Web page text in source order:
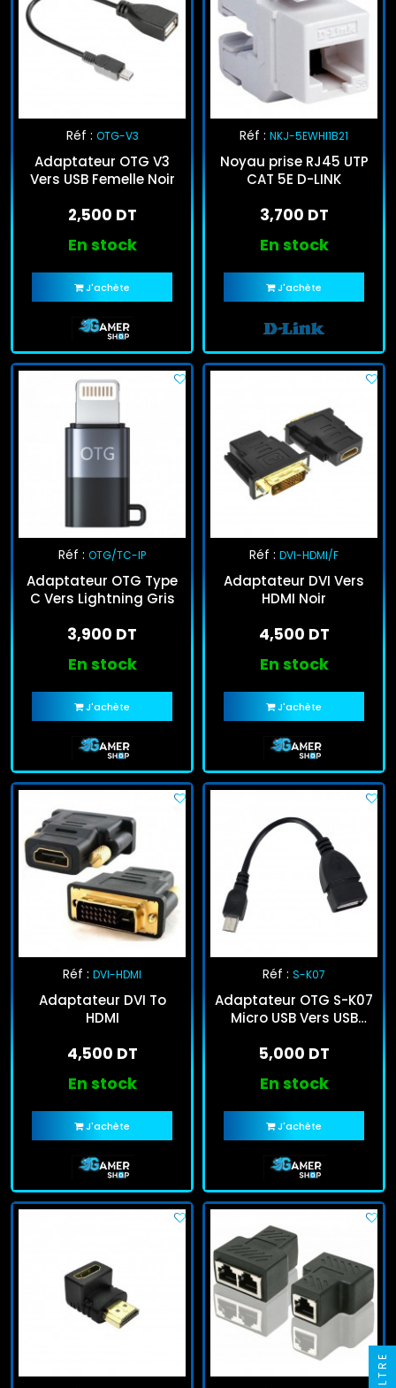
Réf : OTG-V3
Adaptateur OTG V3
Vers USB Femelle Noir
2,500 DT
En stock
J'achète
Réf : NKJ-5EWHI1B21
Noyau prise RJ45 UTP
CAT 5E D-LINK
3,700 DT
En stock
J'achète
Réf : OTG/TC-IP
Adaptateur OTG Type
C Vers Lightning Gris
3,900 DT
En stock
J'achète
Réf : DVI-HDMI/F
Adaptateur DVI Vers
HDMI Noir
4,500 DT
En stock
J'achète
Réf : DVI-HDMI
Adaptateur DVI To
HDMI
4,500 DT
En stock
J'achète
Réf : S-K07
Adaptateur OTG S-K07
Micro USB Vers USB
5,000 DT
En stock
J'achète
FILTRE